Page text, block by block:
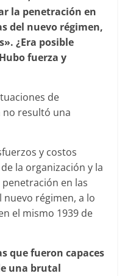
la penetración en
del nuevo régimen,
¿Era posible
fuerza y
de
resultó una
y costos
la organización y la
en las
nuevo régimen, a lo
el mismo 1939 de
que fueron capaces
una brutal